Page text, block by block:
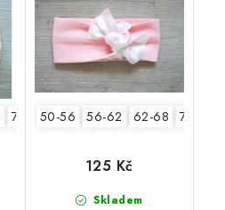
74-8650-56 56-62 62-68 74-86
Skladem
125 Kč